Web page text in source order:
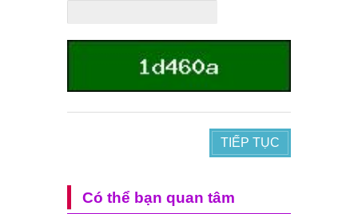
TIẾP TỤC
Có thể bạn quan tâm